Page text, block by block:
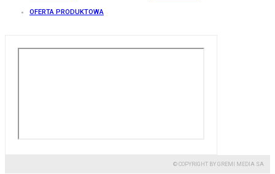
OFERTA PRODUKTOWA
© COPYRIGHT BY GREMI MEDIA SA